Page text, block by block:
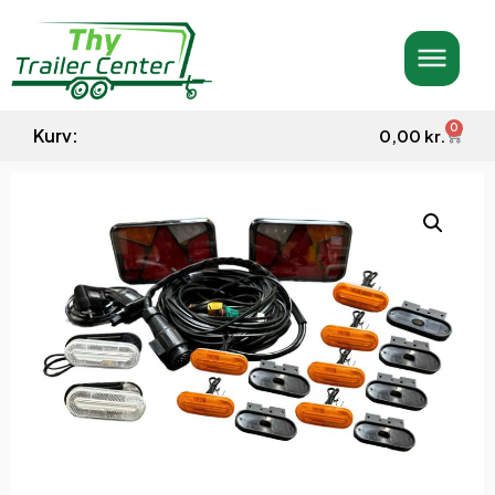
Kurv: 0,00 kr. 0